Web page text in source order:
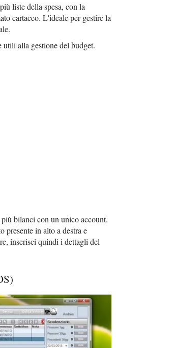
liste della spesa, con la
cartaceo. L'ideale per gestire la
utili alla gestione del budget.
bilanci con un unico account.
presente in alto a destra e
inserisci quindi i dettagli del